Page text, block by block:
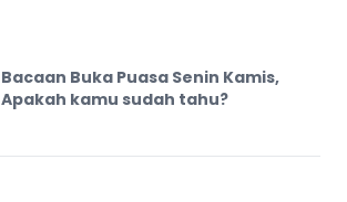
Bacaan Buka Puasa Senin Kamis,
Apakah kamu sudah tahu?